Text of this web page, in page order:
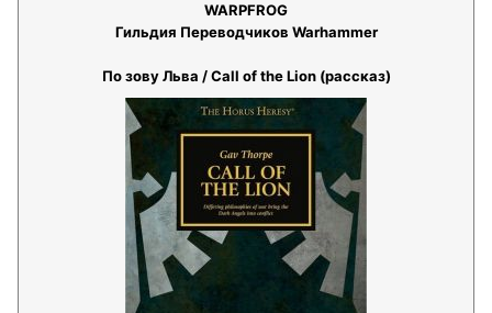
WARPFROG
Гильдия Переводчиков Warhammer
По зову Льва / Call of the Lion (рассказ)